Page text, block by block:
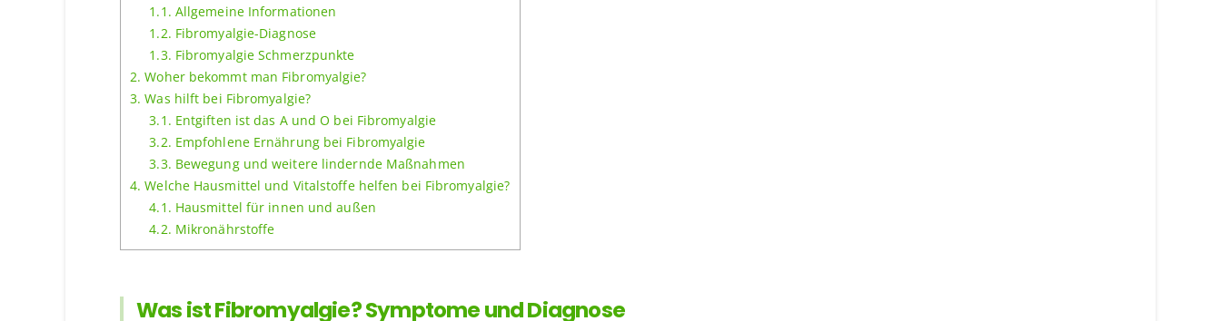
1.1. Allgemeine Informationen
1.2. Fibromyalgie-Diagnose
1.3. Fibromyalgie Schmerzpunkte
2. Woher bekommt man Fibromyalgie?
3. Was hilft bei Fibromyalgie?
3.1. Entgiften ist das A und O bei Fibromyalgie
3.2. Empfohlene Ernährung bei Fibromyalgie
3.3. Bewegung und weitere lindernde Maßnahmen
4. Welche Hausmittel und Vitalstoffe helfen bei Fibromyalgie?
4.1. Hausmittel für innen und außen
4.2. Mikronährstoffe
Was ist Fibromyalgie? Symptome und Diagnose